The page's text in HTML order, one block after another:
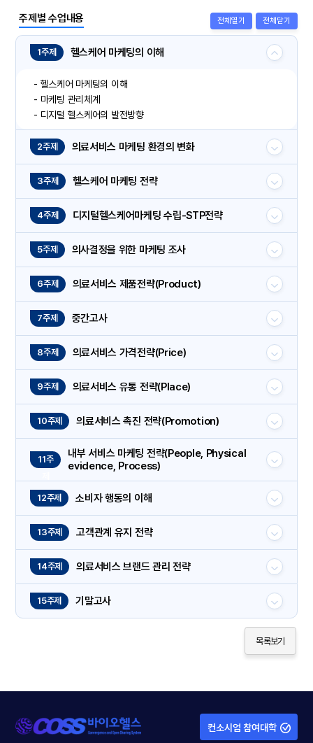
주제별 수업내용 전체열기 전체닫기
1주제 헬스케어 마케팅의 이해
- 헬스케어 마케팅의 이해
- 마케팅 관리체계
- 디지털 헬스케어의 발전방향
2주제 의료서비스 마케팅 환경의 변화
3주제 헬스케어 마케팅 전략
4주제 디지털헬스케어마케팅 수립-STP전략
5주제 의사결정을 위한 마케팅 조사
6주제 의료서비스 제품전략(Product)
7주제 중간고사
8주제 의료서비스 가격전략(Price)
9주제 의료서비스 유통 전략(Place)
10주제 의료서비스 촉진 전략(Promotion)
11주
내부 서비스 마케팅 전략(People, Physical
evidence, Process)
12주제 소비자 행동의 이해
13주제 고객관계 유지 전략
14주제 의료서비스 브랜드 관리 전략
15주제 기말고사
목록보기
컨소시엄 참여대학